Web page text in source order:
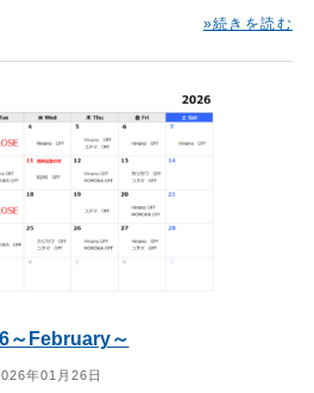
»続きを読む
～February～
年01月26日